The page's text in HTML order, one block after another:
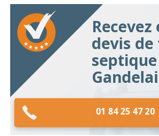
devis de
01 84 25 47 20